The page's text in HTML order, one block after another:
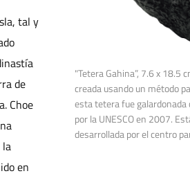
"Tetera Gahina”, 7.6 x 18.5
creada usando un método
esta tetera fue galardonada
por la UNESCO en 2007.
desarrollada por el centro
tal y
de
Choe
en